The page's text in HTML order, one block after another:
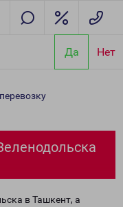
Да Нет
в Ташкент, а